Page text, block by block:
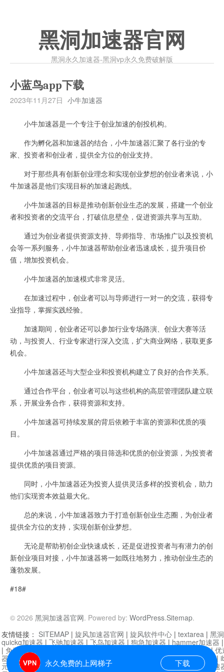
黑洞加速器官网
黑洞永久加速器-黑洞vp永久免费破解版
小蓝鸟app下载
2023年11月27日 小牛加速器
小牛加速器是一个专注于创业加速的创投机构。
作为孵化器和加速器的结合，小牛加速器汇聚了各行业的专
家、投资者和创业者，提供全方位的创业支持。
对于那些具有创新创业理念和实现创业梦想的创业者来说，小
牛加速器是他们实现目标的加速起跑线。
小牛加速器的目标是推动创新创业生态的发展，搭建一个创业
者和投资者的交流平台，打破信息壁垒，促进资源共享与互助。
通过为创业者提供资源支持、导师指导、市场推广以及投资机
会等一系列服务，小牛加速器帮助创业者迅速成长，提升项目价
值，增加投资机会。
小牛加速器的加速模式非常灵活。
在加速过程中，创业者可以与导师进行一对一的交流，获得专
业指导，掌握实践经验。
加速期间，创业者还可以参加行业专场路演、创业大赛等活
动，与投资人、行业专家进行深入交流，扩大商业网络，获取更多
机会。
小牛加速器还与大型企业和投资机构建立了良好的合作关系。
通过合作平台，创业者可以与这些机构的高层管理团队建立联
系，开展业务合作，获得资源和支持。
小牛加速器可持续发展的背后依赖于丰富的资源和优质的项
目。
小牛加速器通过严格的项目筛选和优质的创业资源，为投资者
提供优质的项目资源。
同时，小牛加速器还为投资人提供灵活多样的投资机会，助力
他们实现资本效益最大化。
总的来说，小牛加速器致力于打造创新创业生态圈，为创业者
提供全方位的支持，实现创新创业梦想。
无论是帮助初创企业快速成长，还是促进投资者与有潜力的创
新创业项目对接，小牛加速器将一如既往地努力，推动创业生态的
蓬勃发展。
#18#
© 2026 黑洞加速器官网. Powered by: WordPress.Sitemap.
永久免费的上网梯子 下载
友情链接： SITEMAP | 旋风加速器官网 | 旋风软件中心 | textarea | 黑
quickq加速器 | 飞驰加速器 | 飞鸟加速器 | 狗急加速器 | hammer加速器
| 免费vqn加速外网 迷雾通|优
器| 快柠檬加速器 |黑洞加速 |falemon 快橙加速器|anycast加速器 |
元机场加速器 |一元机场|老王加速器 | 白石山|
小牛加速